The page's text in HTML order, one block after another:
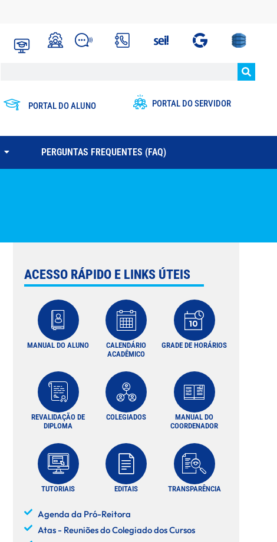
PORTAL DO ALUNO PORTAL DO SERVIDOR
PERGUNTAS FREQUENTES (FAQ)
ACESSO RÁPIDO E LINKS ÚTEIS
MANUAL DO ALUNO
CALENDÁRIO
ACADÊMICO
GRADE DE HORÁRIOS
REVALIDAÇÃO DE
DIPLOMA
COLEGIADOS
MANUAL DO
COORDENADOR
TUTORIAIS EDITAIS TRANSPARÊNCIA
Agenda da Pró-Reitora
Atas - Reuniões do Colegiado dos Cursos